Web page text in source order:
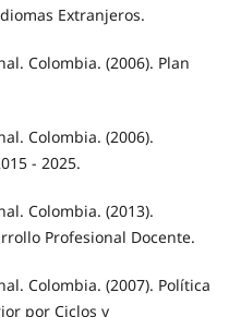
Extranjeros.
Colombia. (2006). Plan
Colombia. (2006).
- 2025.
Colombia. (2013).
Profesional Docente.
Colombia. (2007). Política
por Ciclos y